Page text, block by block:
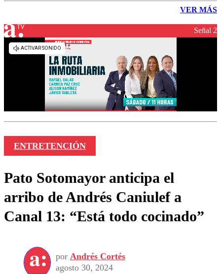
VER MÁS
Señal 2
ENTRETENCIÓN
Pato Sotomayor anticipa el
arribo de Andrés Caniulef a
Canal 13: “Está todo cocinado”
por Andrés Cortés
agosto 30, 2024